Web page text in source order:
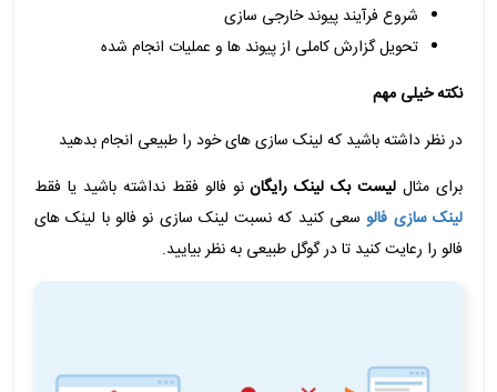
شروع فرآیند پیوند خارجی سازی
تحویل گزارش کاملی از پیوند ها و عملیات انجام شده
نکته خیلی مهم
در نظر داشته باشید که لینک سازی های خود را طبیعی انجام بدهید
برای مثال لیست بک لینک رایگاننو فالو فقط نداشته باشید یا فقط
لینک سازی فالو سعی کنید که نسبت لینک سازی نو فالو با لینک های
فالو را رعایت کنید تا در گوگل طبیعی به نظر بیایید.